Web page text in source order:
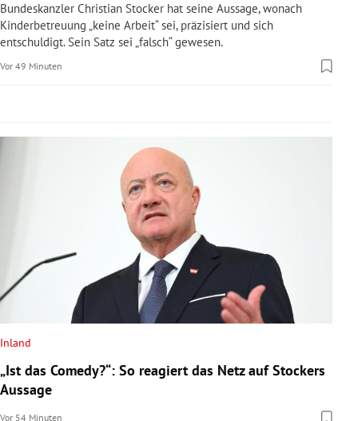
Untermenü
Untermenü
Bundeskanzler Christian Stocker hat seine Aussage, wonach
Kinderbetreuung „keine Arbeit“ sei, präzisiert und sich
entschuldigt. Sein Satz sei „falsch“ gewesen.
Vor 49 Minuten
Inland
„Ist das Comedy?“: So reagiert das Netz auf Stockers
Aussage
Vor 54 Minuten